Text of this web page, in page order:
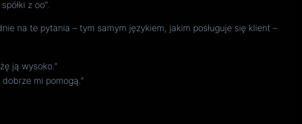
z oo”.
na te pytania – tym samym językiem, jakim posługuje się klient –
ją wysoko.”
mi pomogą.”